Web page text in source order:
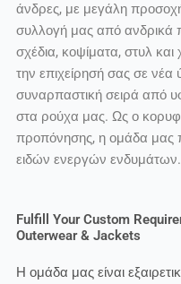
άνδρες, με μεγάλη
συλλογή μας από ανδρικά
σχέδια, κοψίματα, στυλ
την επιχείρησή σας σε
συναρπαστική σειρά από
στα ρούχα μας. Ως ο
προπόνησης, η ομάδα μας
ειδών ενεργών ενδυμάτων.
Fulfill Your Custom
Outerwear & Jackets
Η ομάδα μας είναι